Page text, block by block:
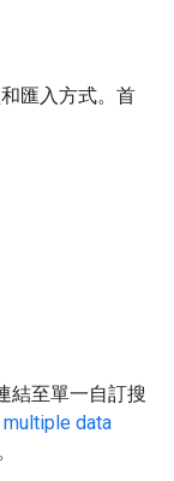
匯入方式。首
結至單一自訂搜
data